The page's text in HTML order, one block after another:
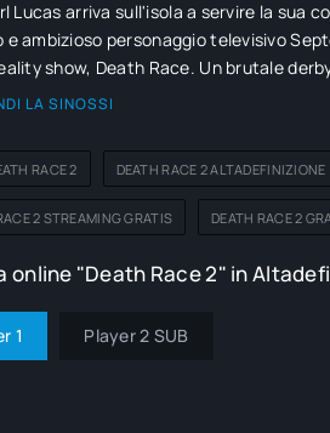
Lucas arriva sull'isola a servire la sua
ambizioso personaggio televisivo
show, Death Race. Un brutale
in cui i prigionieri vengono
il premio finale: la libertà. Quando
è pronto per la nascita di un pilota
LA SINOSSI
RACE 2 DEATH RACE 2 ALTADEFINIZIONE
2 STREAMING GRATIS DEATH RACE 2
online "Death Race 2" in
1 Player 2 SUB